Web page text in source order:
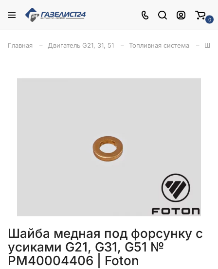
0
Главная Двигатель G21, 31, 51 Топливная система
Шайба медная под форсунку с
усиками G21, G31, G51 №
PM40004406 | Foton